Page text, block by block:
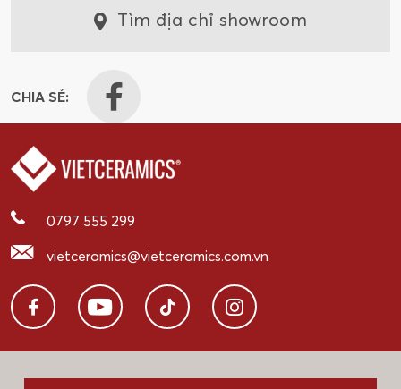
Tìm địa chỉ showroom
CHIA SẺ:
0797 555 299
vietceramics@vietceramics.com.vn